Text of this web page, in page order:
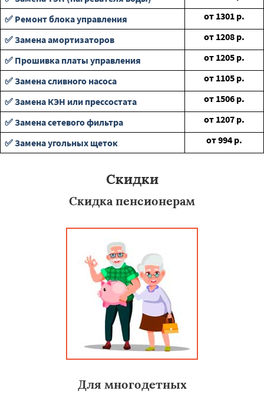
✅ Ремонт блока управления
от 1301 р.
✅ Замена амортизаторов
от 1208 р.
✅ Прошивка платы управления
от 1205 р.
✅ Замена сливного насоса
от 1105 р.
✅ Замена КЭН или прессостата
от 1506 р.
✅ Замена сетевого фильтра
от 1207 р.
✅ Замена угольных щеток
от994 р.
Скидки
Скидка пенсионерам
Для многодетных